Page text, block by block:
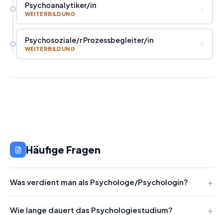
Psychoanalytiker/in
WEITERBILDUNG
Psychosoziale/r Prozessbegleiter/in
WEITERBILDUNG
Häufige Fragen
Was verdient man als Psychologe/Psychologin?
Wie lange dauert das Psychologiestudium?